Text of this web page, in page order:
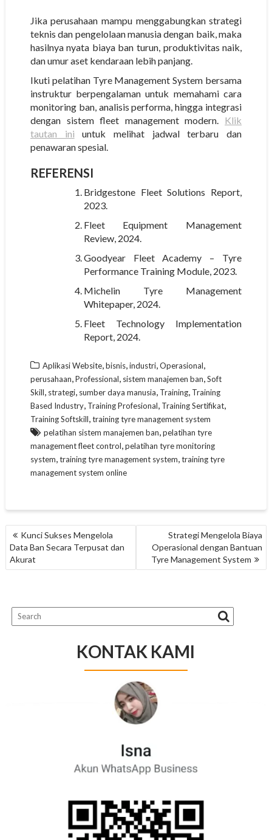
Jika perusahaan mampu menggabungkan strategi
teknis dan pengelolaan manusia dengan baik, maka
hasilnya nyata biaya ban turun, produktivitas naik,
dan umur aset kendaraan lebih panjang.
Ikuti pelatihan Tyre Management System bersama
instruktur berpengalaman untuk memahami cara
monitoring ban, analisis performa, hingga integrasi
dengan sistem fleet management modern. Klik
tautan ini untuk melihat jadwal terbaru dan
penawaran spesial.
REFERENSI
Bridgestone Fleet Solutions Report,
2023.
Fleet Equipment Management
Review, 2024.
Goodyear Fleet Academy – Tyre
Performance Training Module, 2023.
Michelin Tyre Management
Whitepaper, 2024.
Fleet Technology Implementation
Report, 2024.
Aplikasi Website,bisnis,industri,Operasional,
perusahaan,Professional, sistem manajemen ban,Soft
Skill, strategi, sumber daya manusia, Training, Training
Based Industry, Training Profesional, Training Sertifikat,
Training Softskill,training tyre management system
pelatihan sistem manajemen ban,pelatihan tyre
management fleet control,pelatihan tyre monitoring
system,training tyre management system,training tyre
management system online
NAVIGASI
POS
Kunci Sukses Mengelola
Data Ban Secara Terpusat dan
Akurat
Strategi Mengelola Biaya
Operasional dengan Bantuan
Tyre Management System
KONTAK KAMI